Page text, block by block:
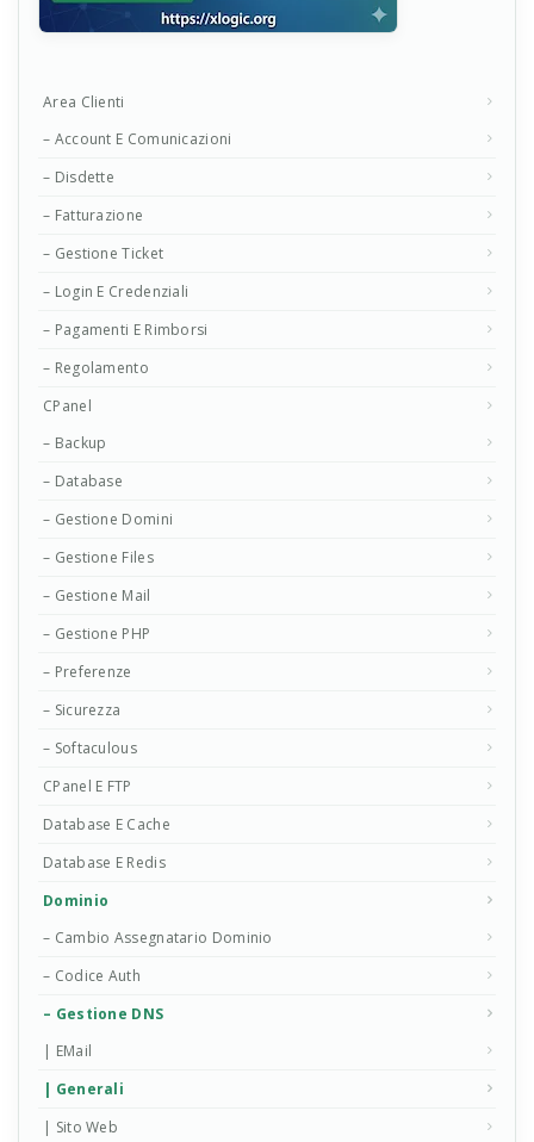
Area Clienti
– Account E Comunicazioni
– Disdette
– Fatturazione
– Gestione Ticket
– Login E Credenziali
– Pagamenti E Rimborsi
– Regolamento
CPanel
– Backup
– Database
– Gestione Domini
– Gestione Files
– Gestione Mail
– Gestione PHP
– Preferenze
– Sicurezza
– Softaculous
CPanel E FTP
Database E Cache
Database E Redis
Dominio
– Cambio Assegnatario Dominio
– Codice Auth
– Gestione DNS
| EMail
| Generali
| Sito Web